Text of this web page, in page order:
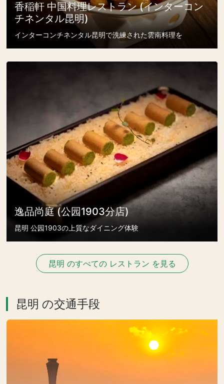
香稲軒 中国料理レストラン (インターコン
チネンタル昆明)
インターコンチネンタル昆明で洗練された雲南料理を
逸品尚庭 (公园1903分店)
昆明 公园1903の上質なダイニング体験
昆明 のすべての レストラン を見る
昆明 の交通手段